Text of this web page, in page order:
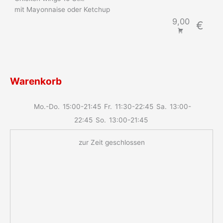
mit Mayonnaise oder Ketchup
9,00 €
Warenkorb
Mo.-Do. 15:00-21:45 Fr. 11:30-22:45 Sa. 13:00-
22:45 So. 13:00-21:45
zur Zeit geschlossen